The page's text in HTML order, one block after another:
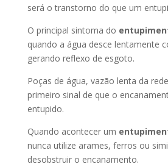
será o transtorno do que um
O principal sintoma do
quando a água desce lentamente
gerando reflexo de esgoto.
Poças de água, vazão lenta da
primeiro sinal de que o
entupido.
Quando acontecer um
nunca utilize arames, ferros ou
desobstruir o encanamento.